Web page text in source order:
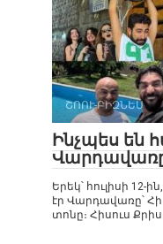
ՇՈՈՒ-ԲԻԶՆԵՍ
Ինչպես են
Երեկ՝ հուլիսի
էր Վարդավառը՝
տոնը։ Հիսուս